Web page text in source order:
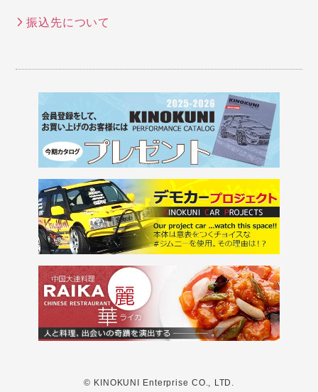
振込先について
© KINOKUNI Enterprise CO., LTD.